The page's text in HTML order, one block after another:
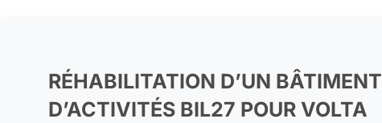
RÉHABILITATION D’UN BÂTIMENT
D’ACTIVITÉS BIL27 POUR VOLTA